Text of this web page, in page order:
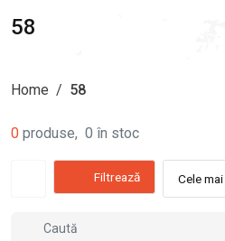
58
Home / 58
0 produse, 0 în stoc
Filtrează Cele